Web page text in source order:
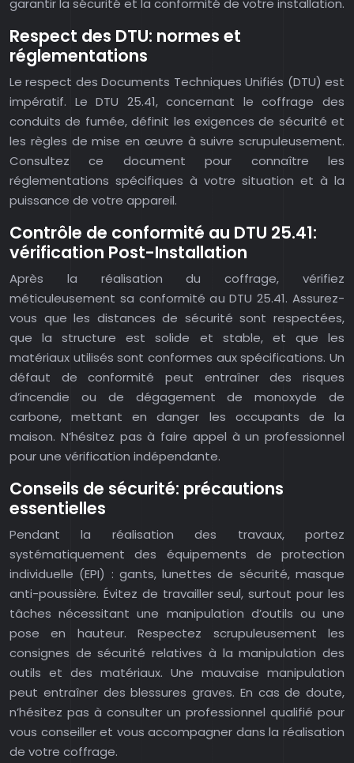
garantir la sécurité et la conformité de votre installation.
Respect des DTU: normes et
réglementations
Le respect des Documents Techniques Unifiés (DTU) est
impératif. Le DTU 25.41, concernant le coffrage des
conduits de fumée, définit les exigences de sécurité et
les règles de mise en œuvre à suivre scrupuleusement.
Consultez ce document pour connaître les
réglementations spécifiques à votre situation et à la
puissance de votre appareil.
Contrôle de conformité au DTU 25.41:
vérification Post-Installation
Après la réalisation du coffrage, vérifiez
méticuleusement sa conformité au DTU 25.41. Assurez-
vous que les distances de sécurité sont respectées,
que la structure est solide et stable, et que les
matériaux utilisés sont conformes aux spécifications. Un
défaut de conformité peut entraîner des risques
d’incendie ou de dégagement de monoxyde de
carbone, mettant en danger les occupants de la
maison. N’hésitez pas à faire appel à un professionnel
pour une vérification indépendante.
Conseils de sécurité: précautions
essentielles
Pendant la réalisation des travaux, portez
systématiquement des équipements de protection
individuelle (EPI) : gants, lunettes de sécurité, masque
anti-poussière. Évitez de travailler seul, surtout pour les
tâches nécessitant une manipulation d’outils ou une
pose en hauteur. Respectez scrupuleusement les
consignes de sécurité relatives à la manipulation des
outils et des matériaux. Une mauvaise manipulation
peut entraîner des blessures graves. En cas de doute,
n’hésitez pas à consulter un professionnel qualifié pour
vous conseiller et vous accompagner dans la réalisation
de votre coffrage.